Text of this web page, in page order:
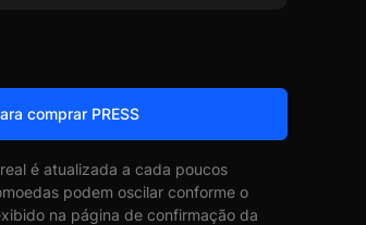
comprar PRESS
é atualizada a cada poucos
podem oscilar conforme o
na página de confirmação da